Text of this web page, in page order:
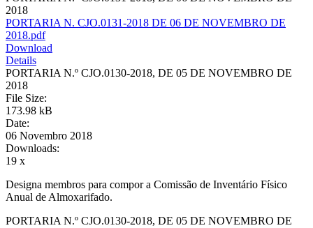
2018
PORTARIA N. CJO.0131-2018 DE 06 DE NOVEMBRO DE
2018.pdf
Download
Details
PORTARIA N.º CJO.0130-2018, DE 05 DE NOVEMBRO DE
2018
File Size:
173.98 kB
Date:
06 Novembro 2018
Downloads:
19 x
Designa membros para compor a Comissão de Inventário Físico
Anual de Almoxarifado.
PORTARIA N.º CJO.0130-2018, DE 05 DE NOVEMBRO DE